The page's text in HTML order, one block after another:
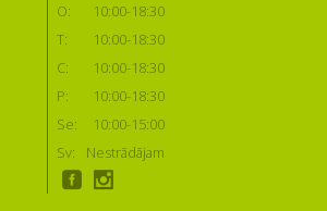
O:
10:00-18:30
T:
10:00-18:30
C:
10:00-18:30
P:
10:00-18:30
Se:
10:00-15:00
Sv:
Nestrādājam